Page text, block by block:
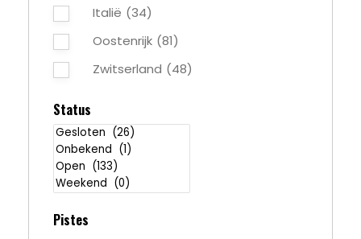
Italië (34)
Oostenrijk (81)
Zwitserland (48)
Status
Pistes